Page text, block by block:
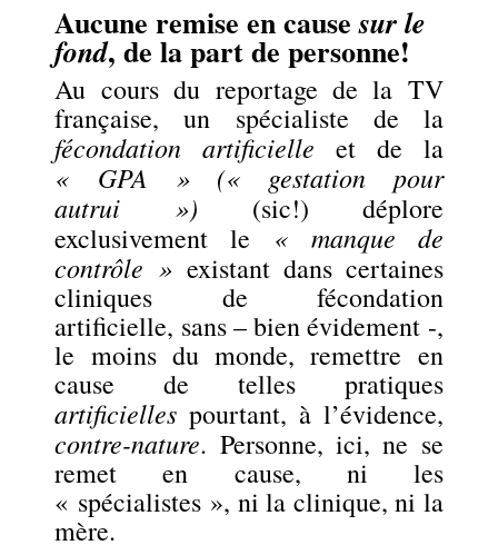
Aucune remise en causesur le
fond, de la part de personne!
Au cours du reportage de la TV
française, un spécialiste de la
fécondation artificielle et de la
« GPA » (« gestation pour
autrui ») (sic!) déplore
exclusivement le « manque de
contrôle » existant dans certaines
cliniques de fécondation
artificielle, sans – bien évidement -,
le moins du monde, remettre en
cause de telles pratiques
artificielles pourtant, à l’évidence,
contre-nature. Personne, ici, ne se
remet en cause, ni les
« spécialistes », ni la clinique, ni la
mère.